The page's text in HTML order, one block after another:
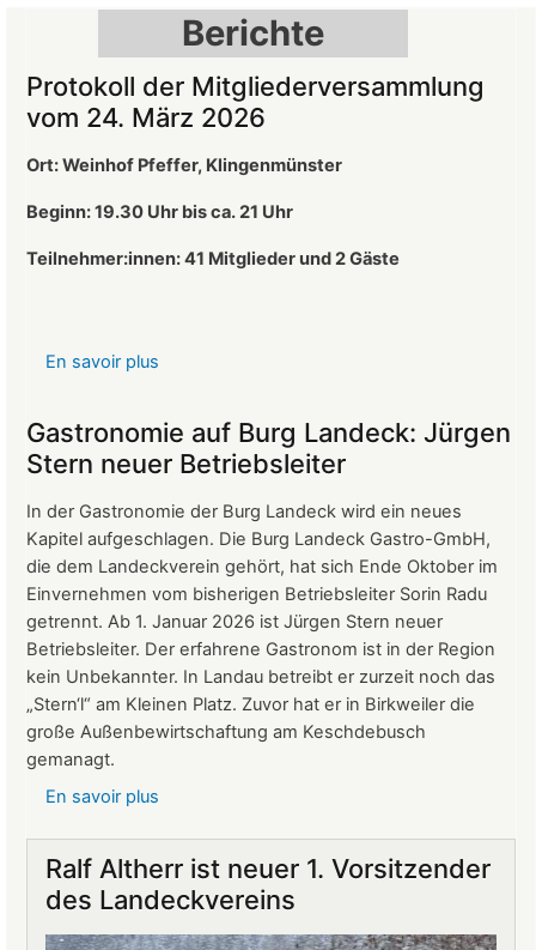
Landeck
Berichte
Protokoll der Mitgliederversammlung
vom 24. März 2026
Ort: Weinhof Pfeffer, Klingenmünster
Beginn: 19.30 Uhr bis ca. 21 Uhr
Teilnehmer:innen: 41 Mitglieder und 2 Gäste
En savoir plus
der
Mitgliederversammlung
vom
24.
März
2026
Gastronomie auf Burg Landeck: Jürgen
Stern neuer Betriebsleiter
In der Gastronomie der Burg Landeck wird ein neues
Kapitel aufgeschlagen. Die Burg Landeck Gastro-GmbH,
die dem Landeckverein gehört, hat sich Ende Oktober im
Einvernehmen vom bisherigen Betriebsleiter Sorin Radu
getrennt. Ab 1. Januar 2026 ist Jürgen Stern neuer
Betriebsleiter. Der erfahrene Gastronom ist in der Region
kein Unbekannter. In Landau betreibt er zurzeit noch das
„Stern‘l“ am Kleinen Platz. Zuvor hat er in Birkweiler die
große Außenbewirtschaftung am Keschdebusch
gemanagt.
En savoir plus
Burg
Landeck:
Jürgen
Ralf Altherr ist neuer 1. Vorsitzender
des Landeckvereins